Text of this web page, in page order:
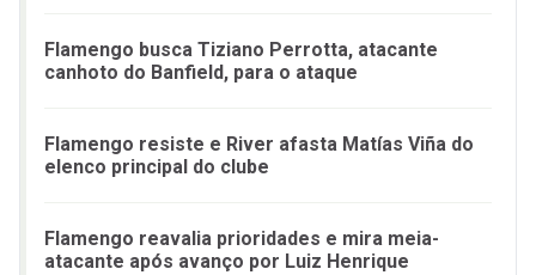
Flamengo busca Tiziano Perrotta, atacante
canhoto do Banfield, para o ataque
Flamengo resiste e River afasta Matías Viña do
elenco principal do clube
Flamengo reavalia prioridades e mira meia-
atacante após avanço por Luiz Henrique